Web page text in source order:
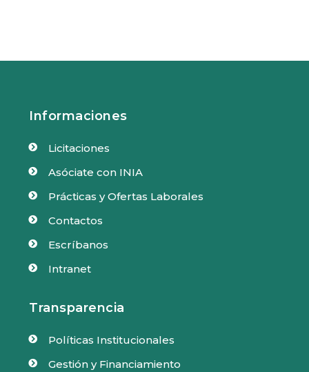
Informaciones
 Licitaciones
 Asóciate con INIA
 Prácticas y Ofertas Laborales
 Contactos
 Escríbanos
 Intranet
Transparencia
 Políticas Institucionales
 Gestión y Financiamiento